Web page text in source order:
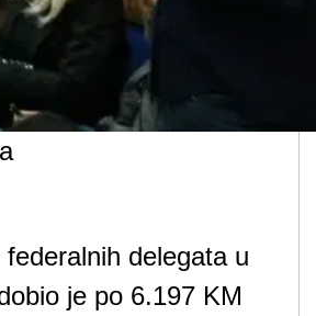
delegata u
je po 6.197 KM